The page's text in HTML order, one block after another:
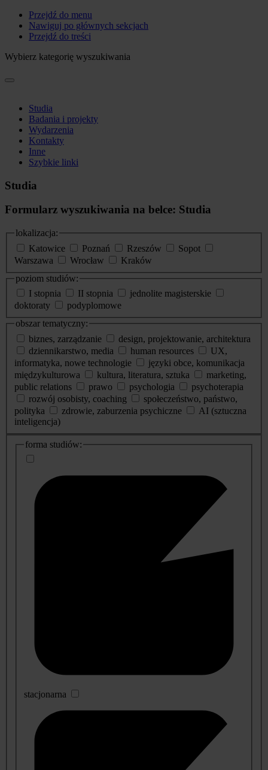
Przejdź do menu
Nawiguj po głównych sekcjach
Przejdź do treści
Wybierz kategorię wyszukiwania
Studia
Badania i projekty
Wydarzenia
Kontakty
Inne
Szybkie linki
Studia
Formularz wyszukiwania na belce: Studia
lokalizacja:
Katowice
Poznań Rzeszów
Sopot
Warszawa
Wrocław
Kraków
poziom studiów:
I stopnia
II stopnia
jednolite magisterskie
doktoraty
podyplomowe
obszar tematyczny:
biznes, zarządzanie
design, projektowanie, architektura
dziennikarstwo, media
human resources
UX,
informatyka, nowe technologie
języki obce, komunikacja
międzykulturowa
kultura, literatura, sztuka
marketing,
public relations
prawo psychologia
psychoterapia
rozwój osobisty, coaching
społeczeństwo, państwo,
polityka
zdrowie, zaburzenia psychiczne
AI (sztuczna
inteligencja)
dodatkowe
informacje
forma studiów:
stacjonarna